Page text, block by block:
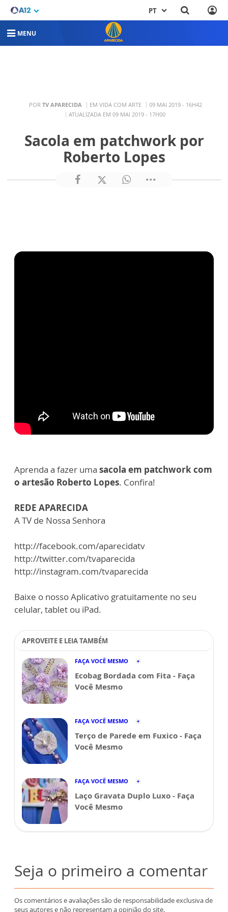
PT
MENU
POR TV APARECIDA EM VIDA COM ARTE
09 MAI 2019 - 16H42
ATUALIZADA EM 09 MAI 2019 - 17H00
Sacola em patchwork por
Roberto Lopes
Aprenda a fazer uma sacola em patchwork com
o artesão Roberto Lopes. Confira!
REDE APARECIDA
A TV de Nossa Senhora
http://facebook.com/aparecidatv
http://twitter.com/tvaparecida
http://instagram.com/tvaparecida
Baixe o nosso Aplicativo gratuitamente no seu
celular, tablet ou iPad.
APROVEITE E LEIA TAMBÉM
FAÇA VOCÊ MESMO
Ecobag Bordada com Fita - Faça
Você Mesmo
FAÇA VOCÊ MESMO
Terço de Parede em Fuxico - Faça
Você Mesmo
FAÇA VOCÊ MESMO
Laço Gravata Duplo Luxo - Faça
Você Mesmo
Seja o primeiro a comentar
Os comentários e avaliações são de responsabilidade exclusiva de
seus autores e não representam a opinião do site.